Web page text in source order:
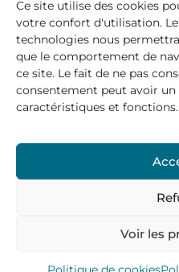
Ce site utilise des cookies
votre confort d'utilisation.
technologies nous
que le comportement de
ce site. Le fait de ne pas
consentement peut avoir
caractéristiques et fonctions.
Voir les
A
Site officiel de la
Marche et Combraille en
Horaires
9:00
Vendredi:
Mentions Légales–
Marche